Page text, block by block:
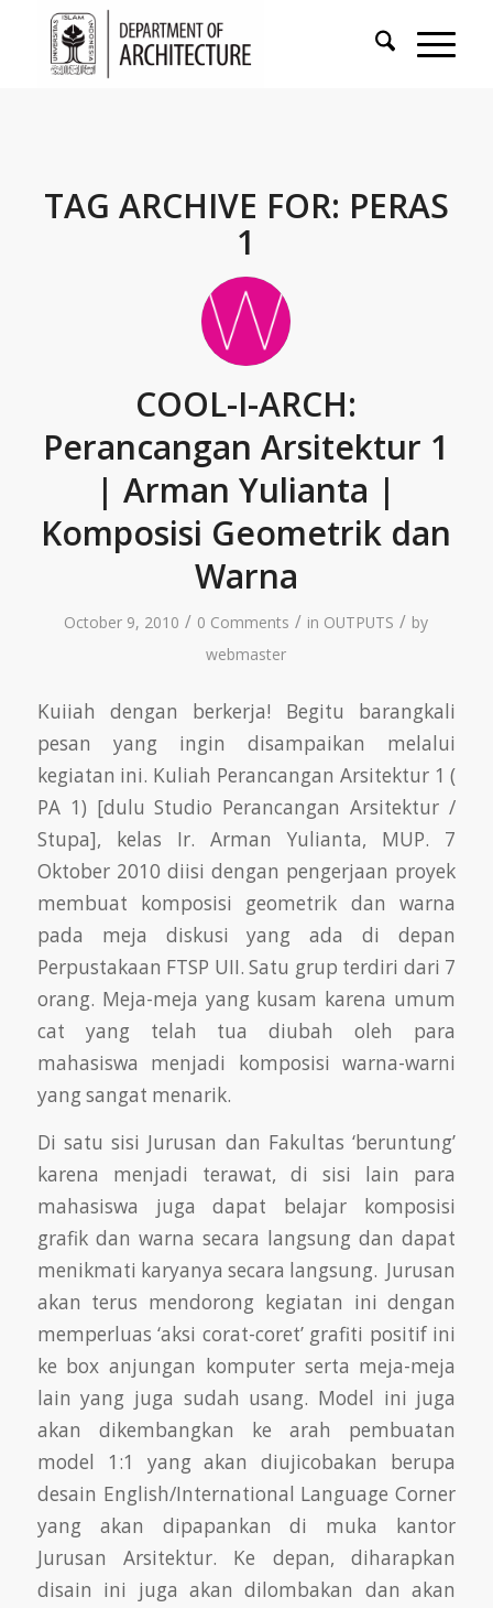
TAG ARCHIVE FOR: PERAS
1
COOL-I-ARCH:
Perancangan Arsitektur 1
| Arman Yulianta |
Komposisi Geometrik dan
Warna
October 9, 2010 / 0 Comments / in OUTPUTS / by
webmaster
Kuiiah dengan berkerja! Begitu barangkali
pesan yang ingin disampaikan melalui
kegiatan ini. Kuliah Perancangan Arsitektur 1 (
PA 1) [dulu Studio Perancangan Arsitektur /
Stupa], kelas Ir. Arman Yulianta, MUP. 7
Oktober 2010 diisi dengan pengerjaan proyek
membuat komposisi geometrik dan warna
pada meja diskusi yang ada di depan
Perpustakaan FTSP UII. Satu grup terdiri dari 7
orang. Meja-meja yang kusam karena umum
cat yang telah tua diubah oleh para
mahasiswa menjadi komposisi warna-warni
yang sangat menarik.
Di satu sisi Jurusan dan Fakultas ‘beruntung’
karena menjadi terawat, di sisi lain para
mahasiswa juga dapat belajar komposisi
grafik dan warna secara langsung dan dapat
menikmati karyanya secara langsung. Jurusan
akan terus mendorong kegiatan ini dengan
memperluas ‘aksi corat-coret’ grafiti positif ini
ke box anjungan komputer serta meja-meja
lain yang juga sudah usang. Model ini juga
akan dikembangkan ke arah pembuatan
model 1:1 yang akan diujicobakan berupa
desain English/International Language Corner
yang akan dipapankan di muka kantor
Jurusan Arsitektur. Ke depan, diharapkan
disain ini juga akan dilombakan dan akan